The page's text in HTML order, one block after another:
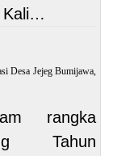
Kali…
Desa Jejeg Bumijawa,
rangka
Tahun